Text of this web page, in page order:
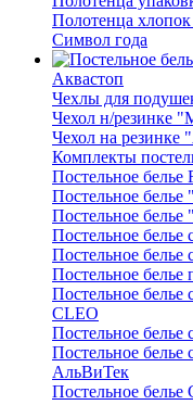
Полотенца хлопок
Символ года
Аквастоп
Чехлы для
Чехол н/резинке
Чехол на резинке
Комплекты
Постельное
Постельное
Постельное
Постельное
Постельное
Постельное
Постельное
CLEO
Постельное
Постельное
АльВиТек
Постельное